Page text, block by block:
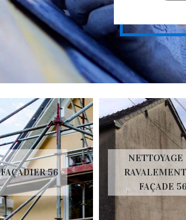
56
NETTOYAGE ET
RAVALEMENT DE
FAÇADE 56